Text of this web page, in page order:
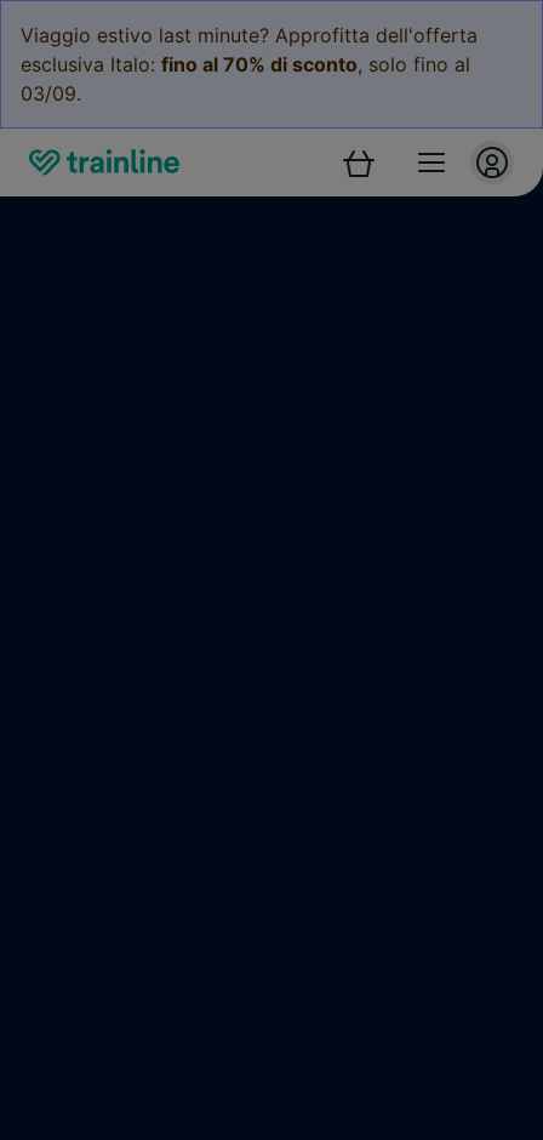
Viaggio estivo last minute? Approfitta dell'offerta
esclusiva Italo: fino al 70% di sconto, solo fino al
03/09.